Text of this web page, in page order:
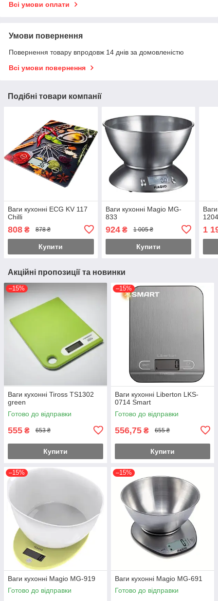
Всі умови оплати
Умови повернення
Повернення товару впродовж 14 днів за домовленістю
Всі умови повернення
Подібні товари компанії
Ваги кухонні ECG KV 117
Chilli
808 ₴ 878 ₴
Купити
Ваги кухонні Magio MG-
833
924₴ 1 005 ₴
Купити
1
Акційні пропозиції та новинки
–15%
Ваги кухонні Tiross TS1302
green
Готово до відправки
555 ₴ 653 ₴
Купити
–15%
Ваги кухонні Liberton LKS-
0714 Smart
Готово до відправки
556,75 ₴ 655 ₴
Купити
–15%
Ваги кухонні Magio MG-919
Готово до відправки
–15%
Ваги кухонні Magio MG-691
Готово до відправки